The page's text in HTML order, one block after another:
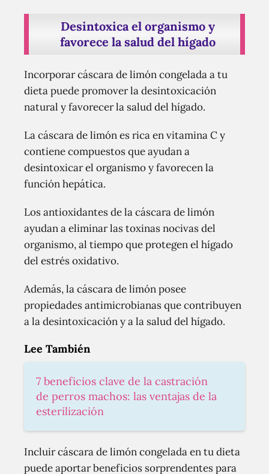
Desintoxica el organismo y
favorece la salud del hígado
Incorporar cáscara de limón congelada a tu
dieta puede promover la desintoxicación
natural y favorecer la salud del hígado.
La cáscara de limón es rica en vitamina C y
contiene compuestos que ayudan a
desintoxicar el organismo y favorecen la
función hepática.
Los antioxidantes de la cáscara de limón
ayudan a eliminar las toxinas nocivas del
organismo, al tiempo que protegen el hígado
del estrés oxidativo.
Además, la cáscara de limón posee
propiedades antimicrobianas que contribuyen
a la desintoxicación y a la salud del hígado.
Lee También
7 beneficios clave de la castración
de perros machos: las ventajas de la
esterilización
Incluir cáscara de limón congelada en tu dieta
puede aportar beneficios sorprendentes para